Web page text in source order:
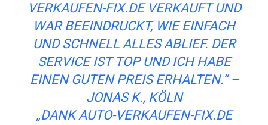
VERKAUFEN-FIX.DE VERKAUFT UND
WAR BEEINDRUCKT, WIE EINFACH
UND SCHNELL ALLES ABLIEF. DER
SERVICE IST TOP UND ICH HABE
EINEN GUTEN PREIS ERHALTEN.“ –
JONAS K., KÖLN
„DANK AUTO-VERKAUFEN-FIX.DE